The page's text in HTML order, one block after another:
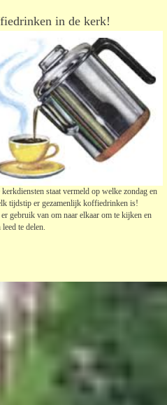
in de kerk!
staat vermeld op welke zondag en
tijdstip er gezamenlijk koffiedrinken is!
gebruik van om naar elkaar om te kijken en
te delen.